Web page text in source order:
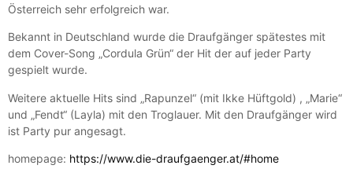
Österreich sehr erfolgreich war.
Bekannt in Deutschland wurde die Draufgänger spätestes mit
dem Cover-Song „Cordula Grün“ der Hit der auf jeder Party
gespielt wurde.
Weitere aktuelle Hits sind „Rapunzel“ (mit Ikke Hüftgold) , „Marie“
und „Fendt“ (Layla) mit den Troglauer. Mit den Draufgänger wird
ist Party pur angesagt.
homepage: https://www.die-draufgaenger.at/#home